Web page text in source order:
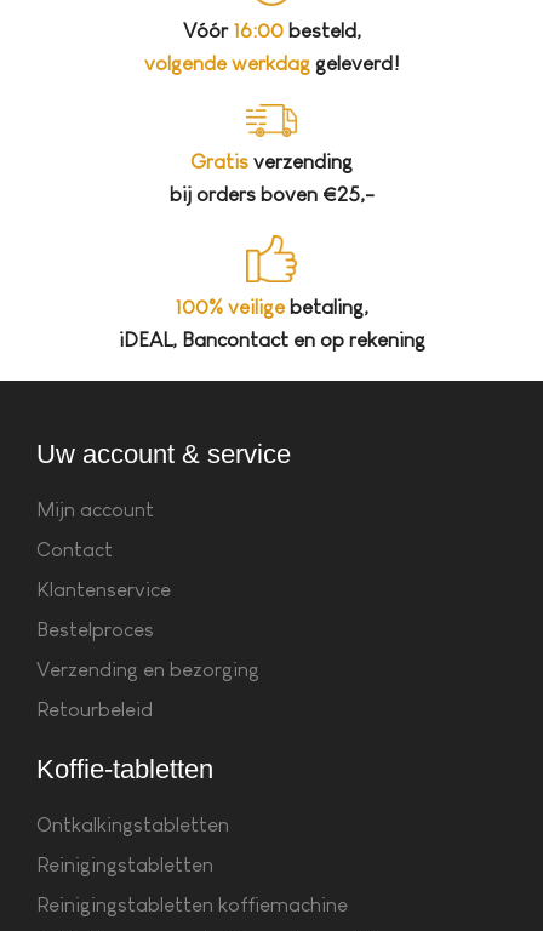
Vóór 16:00besteld,
volgende werkdag geleverd!
Gratis verzending
bij orders boven €25,-
100% veiligebetaling,
iDEAL, Bancontact en op rekening
Uw account & service
Mijn account
Contact
Klantenservice
Bestelproces
Verzending en bezorging
Retourbeleid
Koffie-tabletten
Ontkalkingstabletten
Reinigingstabletten
Reinigingstabletten koffiemachine